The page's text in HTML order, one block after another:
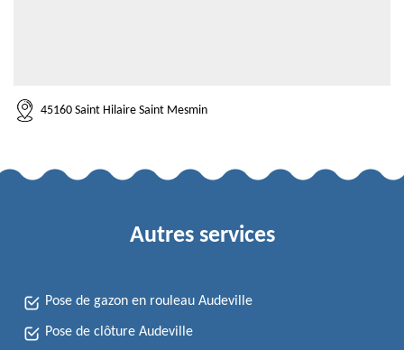
45160 Saint Hilaire Saint Mesmin
Autres services
Pose de gazon en rouleau Audeville
Pose de clôture Audeville